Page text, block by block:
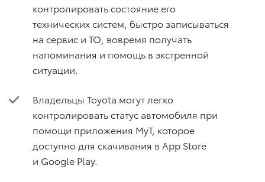
контролировать состояние его
технических систем, быстро записываться
на сервис и ТО, вовремя получать
напоминания и помощь в экстренной
ситуации.
Владельцы Toyota могут легко
контролировать статус автомобиля при
помощи приложения MyT, которое
доступно для скачивания в App Store
и Google Play.